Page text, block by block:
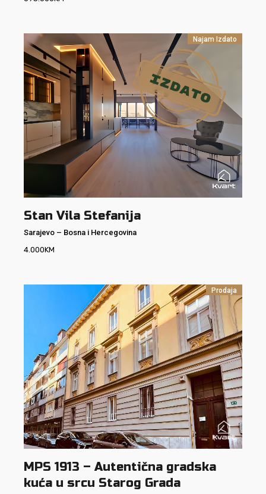
Najam Izdato
Stan Vila Stefanija
Sarajevo – Bosna i Hercegovina
4.000KM
Prodaja
MPS 1913 – Autentična gradska
kuća u srcu Starog Grada